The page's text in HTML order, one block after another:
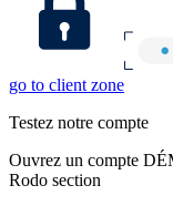
go to client zone
Testez notre compte
Ouvrez un compte
Rodo section